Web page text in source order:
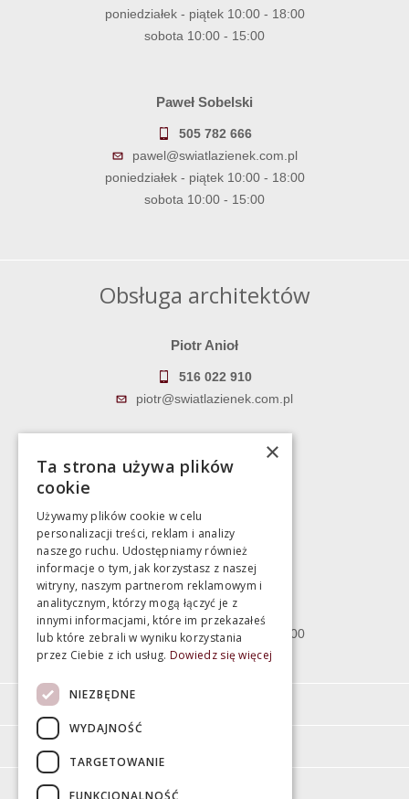
poniedziałek - piątek 10:00 - 18:00
sobota 10:00 - 15:00
Paweł Sobelski
505 782 666
pawel@swiatlazienek.com.pl
poniedziałek - piątek 10:00 - 18:00
sobota 10:00 - 15:00
Obsługa architektów
Piotr Anioł
516 022 910
piotr@swiatlazienek.com.pl
783 043 083
Magazyn
Bartycka 24/26 Hala 100
00-716 Warszawa
poniedziałek - piątek 10:00 - 18:00
sobota 10:00 - 15:00
Moje konto
×
Ta strona używa plików
cookie
Używamy plików cookie w celu
personalizacji treści, reklam i analizy
naszego ruchu. Udostępniamy również
informacje o tym, jak korzystasz z naszej
witryny, naszym partnerom reklamowym i
analitycznym, którzy mogą łączyć je z
innymi informacjami, które im przekazałeś
lub które zebrali w wyniku korzystania
przez Ciebie z ich usług. Dowiedz się więcej
NIEZBĘDNE
WYDAJNOŚĆ
TARGETOWANIE
FUNKCJONALNOŚĆ